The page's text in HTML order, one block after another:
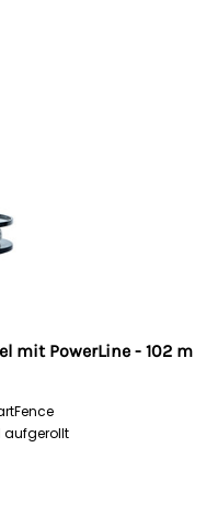
mit PowerLine - 102 m
aufgerollt